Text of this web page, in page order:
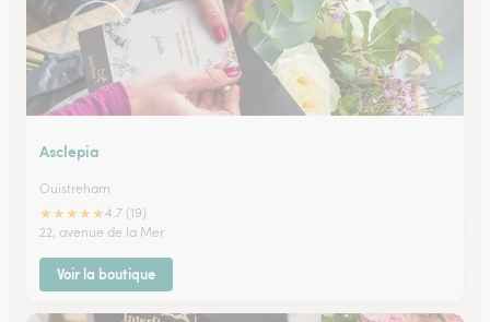
Asclepia
Ouistreham
★★★★★4.7 (19)
22, avenue de la Mer
Voir la boutique